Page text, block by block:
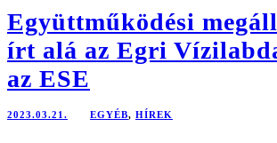
Együttműködési
írt alá az Egri
az ESE
2023.03.21. EGYÉB, HÍREK